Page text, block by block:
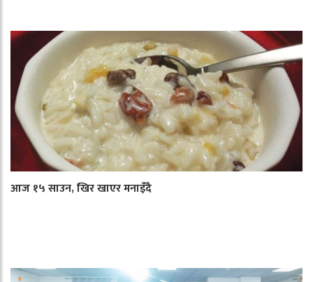
आज १५ साउन, खिर खाएर मनाइँदै